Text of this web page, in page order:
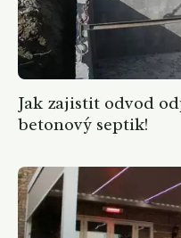
Jak zajistit odvod
betonový septik!